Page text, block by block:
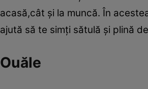
acasă,cât şi la muncă. În
ajută să te simţi sătulă şi plină
Ouăle